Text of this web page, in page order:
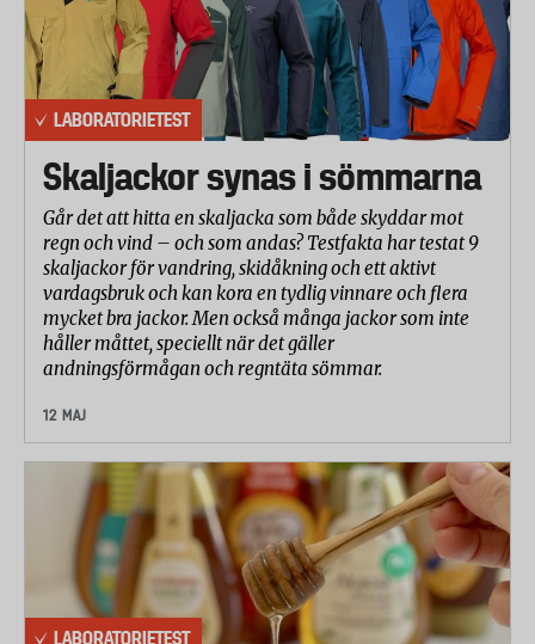
som ska skydda mot imma. För att testa detta höll
laboratoriet glasögonen över vattenånga i 30
sekunder och bedömde därefter linserna visuellt.
Ingen imma får uppstå under denna tid.
Dessutom testades hur imskyddet står emot väta.
Glasen lades i ett vattenbad i en timme och fick
därefter torka i ett visst antal timmar. Sedan
upprepades testet med vattenånga för att se om
beläggning fortfarande satt kvar.
Slagprov
Laboratoriet testade glasögonens hållbarhet genom
ett slagprov. Skidglasögonen kyldes ner till -10
grader och monterades på ett provhuvud. Därefter
släpptes en stålkula mot linsen. Alla testade
glasögon klarade sig utan anmärkning.
Skydd mot snö och kyla
Laboratoriet testade hur väl glasögonen står emot
snö och väta. Glasögonen monterades på ett
provhuvud och sprayades därefter med vatten från
LABORATORIETEST
Skaljackor synas i sömmarna
Går det att hitta en skaljacka som både skyddar mot
regn och vind – och som andas? Testfakta har testat 9
skaljackor för vandring, skidåkning och ett aktivt
vardagsbruk och kan kora en tydlig vinnare och flera
mycket bra jackor. Men också många jackor som inte
håller måttet, speciellt när det gäller
andningsförmågan och regntäta sömmar.
12 MAJ
LABORATORIETEST